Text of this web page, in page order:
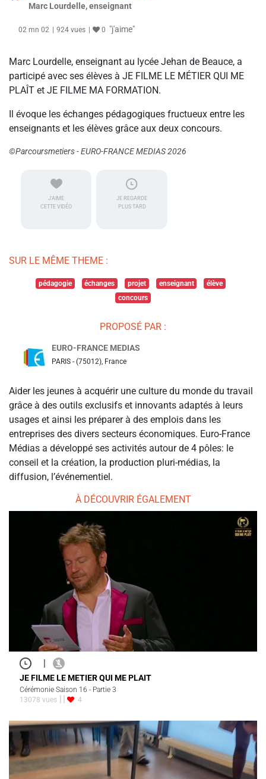
Marc Lourdelle, enseignant
02 mn 02 924 vues 0 "j'aime"
Marc Lourdelle, enseignant au lycée Jehan de Beauce, a
participé avec ses élèves à JE FILME LE MÉTIER QUI ME
PLAÎT et JE FILME MA FORMATION.
Il évoque les échanges pédagogiques fructueux entre les
enseignants et les élèves grâce aux deux concours.
©Parcoursmetiers - EURO-FRANCE MEDIAS 2026
J'AIME
CETTE VIDÉO
JE REGARDE
PLUS TARD
SUR LE MÊME THEME :
pédagogie échanges projet enseignant
élève
concours
PROPOSÉ PAR :
EURO-FRANCE MEDIAS
PARIS - (75012), France
Aider les jeunes à acquérir une culture du monde du travail
grâce à des outils exclusifs et innovants adaptés à leurs
usages et ainsi les préparer à des emplois dans les
entreprises des divers secteurs économiques. Euro-France
Médias a développé ses activités autour de 4 pôles: le
conseil et la création, la production pluri-médias, la
diffusion, l’événementiel.
À DÉCOUVRIR ÉGALEMENT
|
JE FILME LE METIER QUI ME PLAIT
Cérémonie Saison 16 - Partie 3
13078 vues
4